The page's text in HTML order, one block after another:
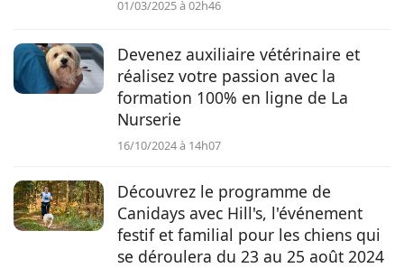
01/03/2025 à 02h46
Devenez auxiliaire vétérinaire et
réalisez votre passion avec la
formation 100% en ligne de La
Nurserie
16/10/2024 à 14h07
Découvrez le programme de
Canidays avec Hill's, l'événement
festif et familial pour les chiens qui
se déroulera du 23 au 25 août 2024